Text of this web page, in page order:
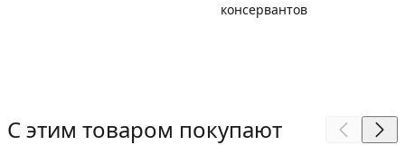
консервантов
С этим товаром покупают